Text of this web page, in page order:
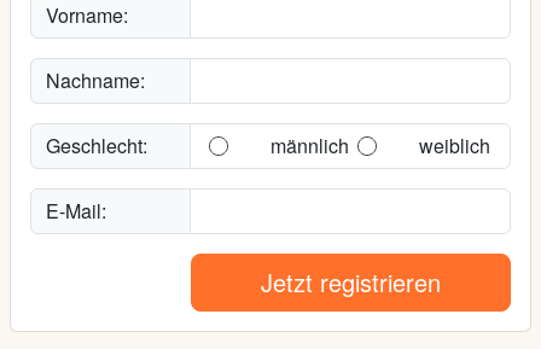
Vorname:
Nachname:
Geschlecht: männlich weiblich
E-Mail:
Jetzt registrieren